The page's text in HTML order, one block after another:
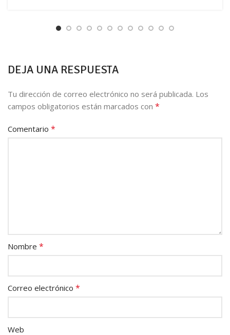
DEJA UNA RESPUESTA
Tu dirección de correo electrónico no será publicada. Los
campos obligatorios están marcados con *
Comentario *
Nombre *
Correo electrónico *
Web